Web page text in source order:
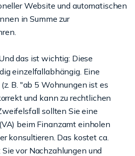
Website und automatischen
in Summe zur
das ist wichtig: Diese
einzelfallabhängig. Eine
B. "ab 5 Wohnungen ist es
und kann zu rechtlichen
sollten Sie eine
beim Finanzamt einholen
konsultieren. Das kostet ca.
vor Nachzahlungen und